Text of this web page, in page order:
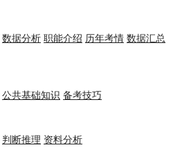
数据分析 职能介绍 历年考情 数据汇总
公共基础知识 备考技巧
判断推理 资料分析